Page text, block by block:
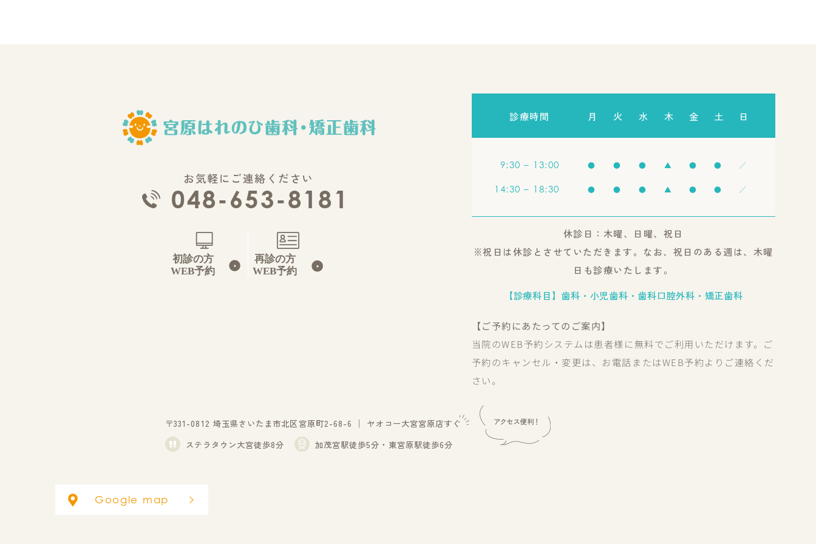
お気軽にご連絡ください
048-653-8181
診療時間 月 火 水 木 金 土 日
9:30 – 13:00 ● ● ● ▲ ● ● ／
14:30 – 18:30 ● ● ● ▲ ● ● ／
休診日：木曜、日曜、祝日
※祝日は休診とさせていただきます。なお、祝日のある週は、木曜
日も診療いたします。
【診療科目】歯科・小児歯科・歯科口腔外科・矯正歯科
【ご予約にあたってのご案内】
当院のWEB予約システムは患者様に無料でご利用いただけます。ご
予約のキャンセル・変更は、お電話またはWEB予約よりご連絡くだ
さい。
〒331-0812 埼玉県さいたま市北区宮原町2-68-6 │ ヤオコー大宮宮原店すぐ
ステラタウン大宮徒歩8分
加茂宮駅徒歩5分・東宮原駅徒歩6分
Google map